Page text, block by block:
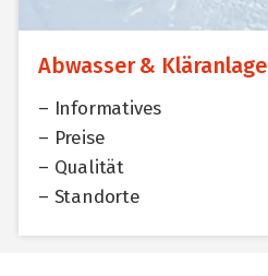
Abwasser & Kläranlage
– Informatives
– Preise
– Qualität
– Standorte